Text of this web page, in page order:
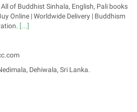
of Buddhist Sinhala, English, Pali books
Online | Worldwide Delivery | Buddhism
[...]
Dehiwala, Sri Lanka.